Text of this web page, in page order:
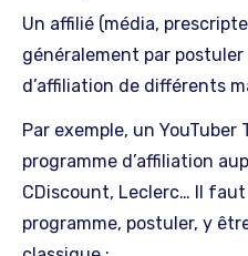
Un affilié (média,
généralement par
d’affiliation de différents
Par exemple, un
programme d’affiliation
CDiscount, Leclerc… Il
programme, postuler, y